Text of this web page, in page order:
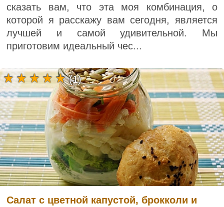
сказать вам, что эта моя комбинация, о
которой я расскажу вам сегодня, является
лучшей и самой удивительной. Мы
приготовим идеальный чес...
Салат с цветной капустой, брокколи и
(1)